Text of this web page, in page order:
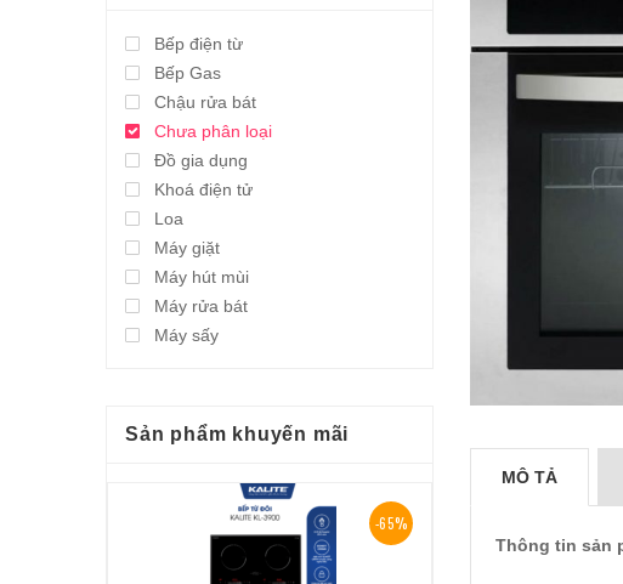
MÔ TẢ
Thông tin sản
Bếp điện từ
Bếp Gas
Chậu rửa bát
Chưa phân loại
Đồ gia dụng
Khoá điện tử
Loa
Máy giặt
Máy hút mùi
Máy rửa bát
Máy sấy
Sản phẩm khuyến mãi
-65%